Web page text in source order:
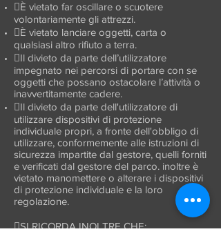
È vietato far oscillare o scuotere
volontariamente gli attrezzi.
È vietato lanciare oggetti, carta o
qualsiasi altro rifiuto a terra.
Il divieto da parte dell’utilizzatore
impegnato nei percorsi di portare con se
oggetti che possano ostacolare l’attività o
inavvertitamente cadere.
Il divieto da parte dell'utilizzatore di
utilizzare dispositivi di protezione
individuale propri, a fronte dell'obbligo di
utilizzare, conformemente alle istruzioni di
sicurezza impartite dal gestore, quelli forniti
e verificati dal gestore del parco. inoltre è
vietato manomettere o alterare i dispositivi
di protezione individuale e la loro
regolazione.
SI RICORDA INOLTRE CHE: